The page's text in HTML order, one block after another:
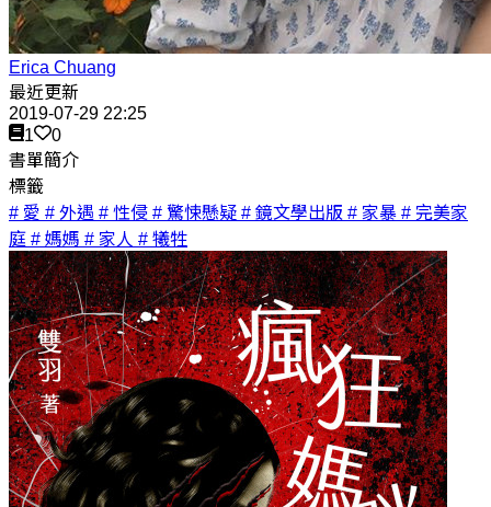
Erica Chuang
最近更新
2019-07-29 22:25
1
0
書單簡介
標籤
# 愛 # 外遇 # 性侵 # 驚悚懸疑 # 鏡文學出版 # 家暴 # 完美家
庭 # 媽媽 # 家人 # 犧牲